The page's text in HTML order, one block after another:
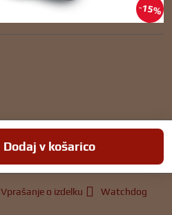
15%
Dodaj v košarico
Vprašanje o izdelku
Watchdog